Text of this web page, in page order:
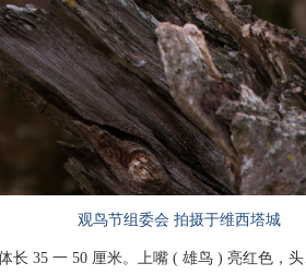
观鸟节组委会 拍摄于维西塔城
长 35 一 50 厘米。上嘴 ( 雄鸟 ) 亮红色，